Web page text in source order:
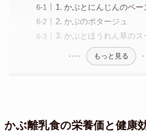
1. かぶとにんじんのペー
2. かぶのポタージュ
3. かぶとほうれん草のス
もっと見る
かぶ離乳食の栄養価と健康